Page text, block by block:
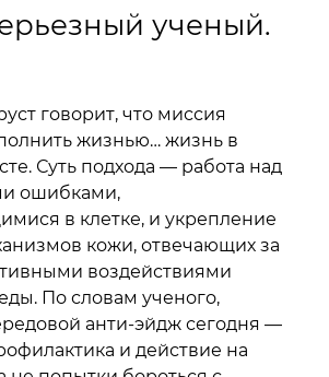
ученый.
говорит, что миссия
жизнью… жизнь в
Суть подхода — работа над
ошибками,
в клетке, и укрепление
кожи, отвечающих за
воздействиями
По словам ученого,
анти-эйдж сегодня —
и действие на